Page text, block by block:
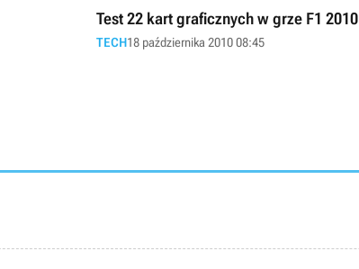
Test 22 kart graficznych w grze F1 2010
TECH18 października 2010 08:45